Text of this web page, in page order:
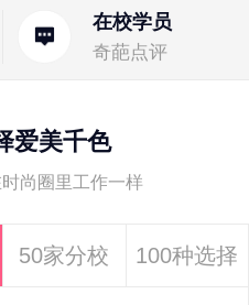
在校学员
奇葩点评
爱美千色
尚圈里工作一样
50家分校 100种选择